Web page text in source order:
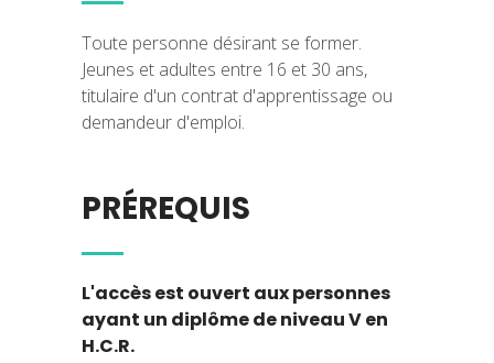
Toute personne désirant se former.
Jeunes et adultes entre 16 et 30 ans,
titulaire d'un contrat d'apprentissage ou
demandeur d'emploi.
PRÉREQUIS
L'accès est ouvert aux personnes
ayant un diplôme de niveau V en
H.C.R.